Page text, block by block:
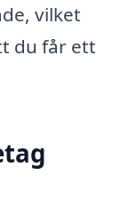
vilket
du får ett